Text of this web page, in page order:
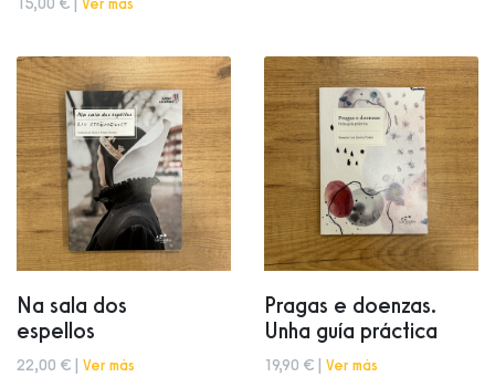
Na sala dos
espellos
22,00 € | Ver más
Pragas e doenzas.
Unha guía práctica
19,90 € | Ver más